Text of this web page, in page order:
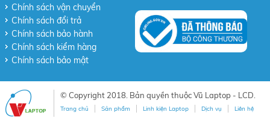
Chính sách vận chuyển
Chính sách đổi trả
Chính sách bảo hành
Chính sách kiểm hàng
Chính sách bảo mật
© Copyright 2018. Bản quyền thuộc Vũ Laptop - LCD.
Trang chủ Sản phẩm Linh kiện Laptop Dịch vụ Liên hệ